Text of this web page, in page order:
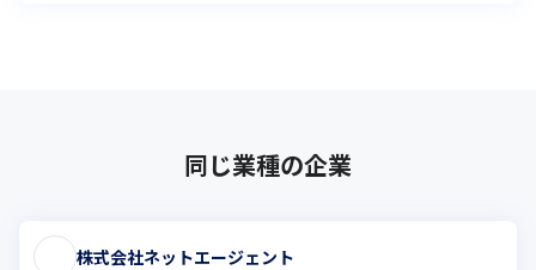
同じ業種の企業
株式会社ネットエージェント